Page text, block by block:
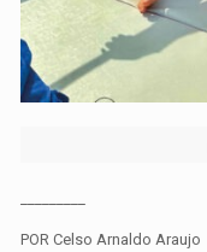
POR Celso Arnaldo Araujo